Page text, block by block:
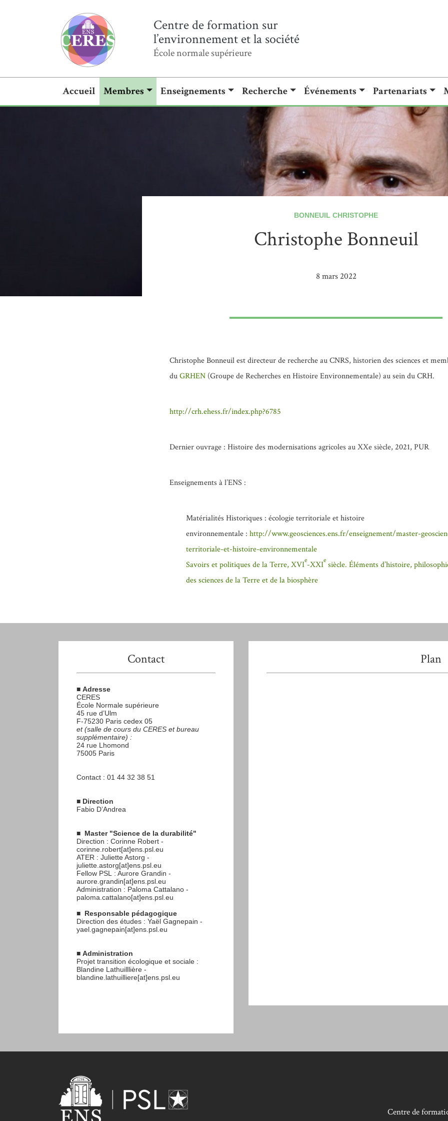
Centre de formation sur
l’environnement et la société
École normale supérieure
Accueil Membres Enseignements Recherche Événements Partenariats
BONNEUIL CHRISTOPHE
Christophe Bonneuil
8 mars 2022
Christophe Bonneuil est directeur de recherche au CNRS, historien des sciences et
duGRHEN (Groupe de Recherches en Histoire Environnementale) au sein du CRH.
http://crh.ehess.fr/index.php?6785
Dernier ouvrage : Histoire des modernisations agricoles au XXe siècle, 2021, PUR
Enseignements à l’ENS :
Matérialités Historiques : écologie territoriale et histoire
environnementale :http://www.geosciences.ens.fr/enseignement/master-
territoriale-et-histoire-environnementale
Savoirs et politiques de la Terre, XVIe-XXIe siècle. Éléments d’histoire,
des sciences de la Terre et de la biosphère
Contact
■ Adresse
CERES
École Normale supérieure
45 rue d’Ulm
F-75230 Paris cedex 05
et (salle de cours du CERES et bureau
supplémentaire) :
24 rue Lhomond
75005 Paris
Contact : 01 44 32 38 51
■ Direction
Fabio D’Andrea
■ Master "Science de la durabilité"
Direction : Corinne Robert -
corinne.robert[at]ens.psl.eu
ATER : Juliette Astorg -
juliette.astorg[at]ens.psl.eu
Fellow PSL : Aurore Grandin -
aurore.grandin[at]ens.psl.eu
Administration : Paloma Cattalano -
paloma.cattalano[at]ens.psl.eu
■ Responsable pédagogique
Direction des études : Yaël Gagnepain -
yael.gagnepain[at]ens.psl.eu
■ Administration
Projet transition écologique et sociale :
Blandine Lathuilllière -
blandine.lathuilliere[at]ens.psl.eu
Plan
Centre de